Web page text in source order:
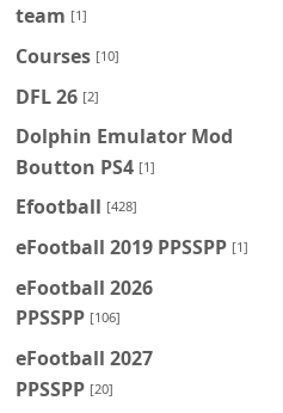
team [1]
Courses [10]
DFL 26 [2]
Dolphin Emulator Mod
Boutton PS4 [1]
Efootball [428]
eFootball 2019 PPSSPP [1]
eFootball 2026
PPSSPP [106]
eFootball 2027
PPSSPP [20]